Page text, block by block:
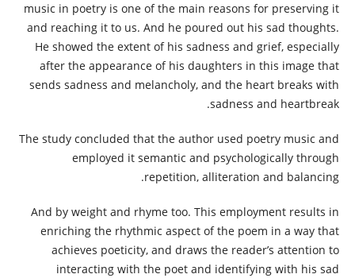
music in poetry is one of the main reasons for preserving it
and reaching it to us. And he poured out his sad thoughts.
He showed the extent of his sadness and grief, especially
after the appearance of his daughters in this image that
sends sadness and melancholy, and the heart breaks with
sadness and heartbreak.
The study concluded that the author used poetry music and
employed it semantic and psychologically through
repetition, alliteration and balancing.
And by weight and rhyme too. This employment results in
enriching the rhythmic aspect of the poem in a way that
achieves poeticity, and draws the reader’s attention to
interacting with the poet and identifying with his sad